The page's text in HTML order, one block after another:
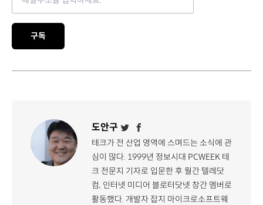
구독
도안구
테크가 전 산업 영역에 스며드는 소식에 관
심이 많다. 1999년 정보시대 PCWEEK 테
크 전문지 기자로 입문한 후 월간 텔레닷
컴, 인터넷 미디어 블로터닷넷 창간 멤버로
활동했다. 개발자 잡지 마이크로소프트웨